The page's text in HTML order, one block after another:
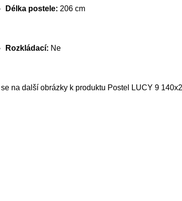
Délka postele: 206 cm
Rozkládací: Ne
na další obrázky k produktu Postel LUCY 9